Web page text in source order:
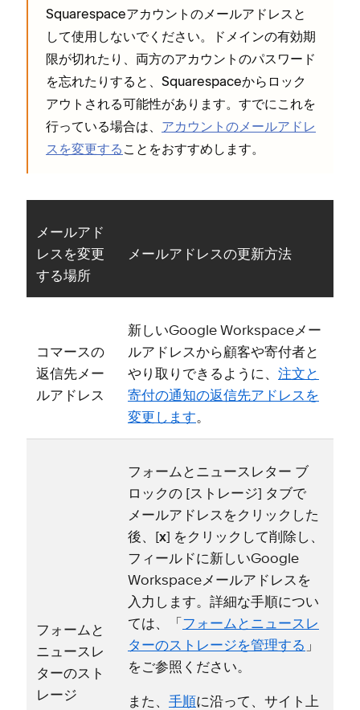
Squarespaceアカウントのメ⁠ールアドレスと
して使用しないでください⁠。ドメインの有効期
限が切れたり⁠、両方のアカウントのパスワ⁠ード
を忘れたりすると⁠、Squarespaceからロ⁠ック
アウトされる可能性があります⁠。すでにこれを
行⁠っている場合は⁠、 アカウントのメ⁠ールアドレ
スを変更する ことをおすすめします⁠。
メ⁠ールアド
レスを変更
する場所
メ⁠ールアドレスの更新方法
コマ⁠ースの
返信先メ⁠ー
ルアドレス
新しいGoogle Workspaceメ⁠ー
ルアドレスから顧客や寄付者と
やり取りできるように⁠、 注文と
寄付の通知の返信先アドレスを
変更します⁠。
フ⁠ォ⁠ームと
ニ⁠ュ⁠ースレ
タ⁠ーのスト
レ⁠ージ
フ⁠ォ⁠ームとニ⁠ュ⁠ースレタ⁠ー ブ
ロ⁠ックの [⁠ ストレ⁠ージ ⁠] タブで
メ⁠ールアドレスをクリ⁠ックした
後⁠、[⁠ x ⁠] をクリ⁠ックして削除し⁠、
フ⁠ィ⁠ールドに新しいGoogle
Workspaceメ⁠ールアドレスを
入力します⁠。詳細な手順につい
ては⁠、「⁠ フ⁠ォ⁠ームとニ⁠ュ⁠ースレ
タ⁠ーのストレ⁠ージを管理する ⁠」
をご参照ください⁠。
また⁠、 手順に沿⁠って⁠、サイト上